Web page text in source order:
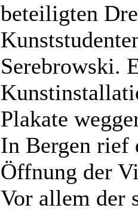
beteiligten
Serebrowski.
Plakate
In Bergen rief
Öffnung der
Vor allem der